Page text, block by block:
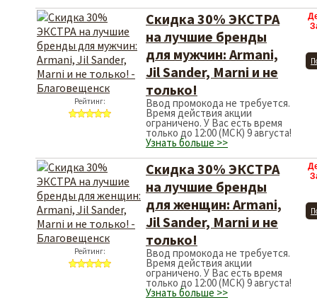
Рейтинг:
Скидка 30% ЭКСТРА
на лучшие бренды
для мужчин: Armani,
Jil Sander, Marni и не
только!
Ввод промокода не требуется.
Время действия акции
ограничено. У Вас есть время
только до 12:00 (МСК) 9 августа!
Узнать больше >>
Рейтинг:
Скидка 30% ЭКСТРА
на лучшие бренды
для женщин: Armani,
Jil Sander, Marni и не
только!
Ввод промокода не требуется.
Время действия акции
ограничено. У Вас есть время
только до 12:00 (МСК) 9 августа!
Узнать больше >>